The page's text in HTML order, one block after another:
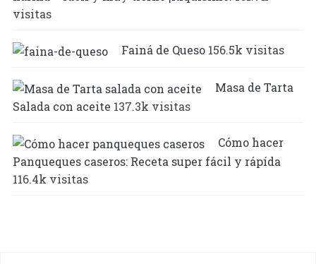
visitas
Fainá de Queso 156.5k visitas
Masa de Tarta
Salada con aceite 137.3k visitas
Cómo hacer
Panqueques caseros: Receta super fácil y rápída
116.4k visitas